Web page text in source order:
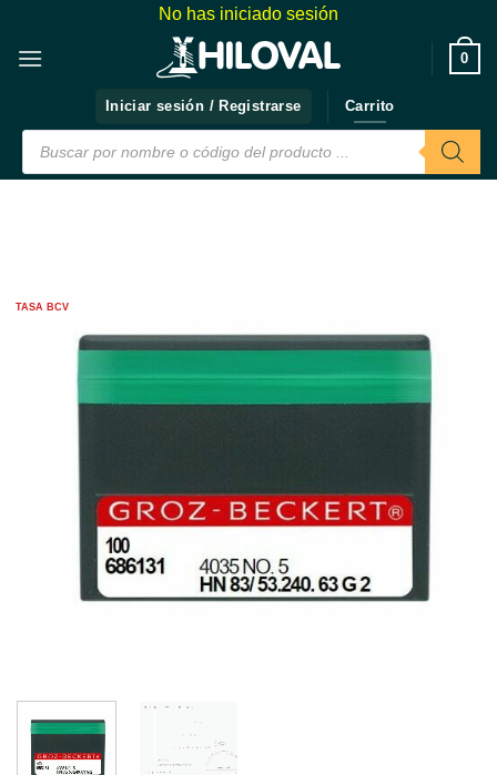
contenido
No has iniciado sesión
0
Iniciar sesión / Registrarse Carrito
Búsqueda